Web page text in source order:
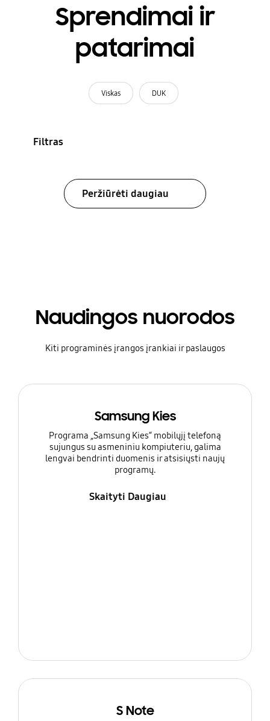
Sprendimai ir
patarimai
Viskas DUK
Filtras
Peržiūrėti daugiau
Naudingos nuorodos
Kiti programinės įrangos įrankiai ir paslaugos
Samsung Kies
Programa „Samsung Kies“ mobilųjį telefoną
sujungus su asmeniniu kompiuteriu, galima
lengvai bendrinti duomenis ir atsisiųsti naujų
programų.
Skaityti Daugiau
S Note